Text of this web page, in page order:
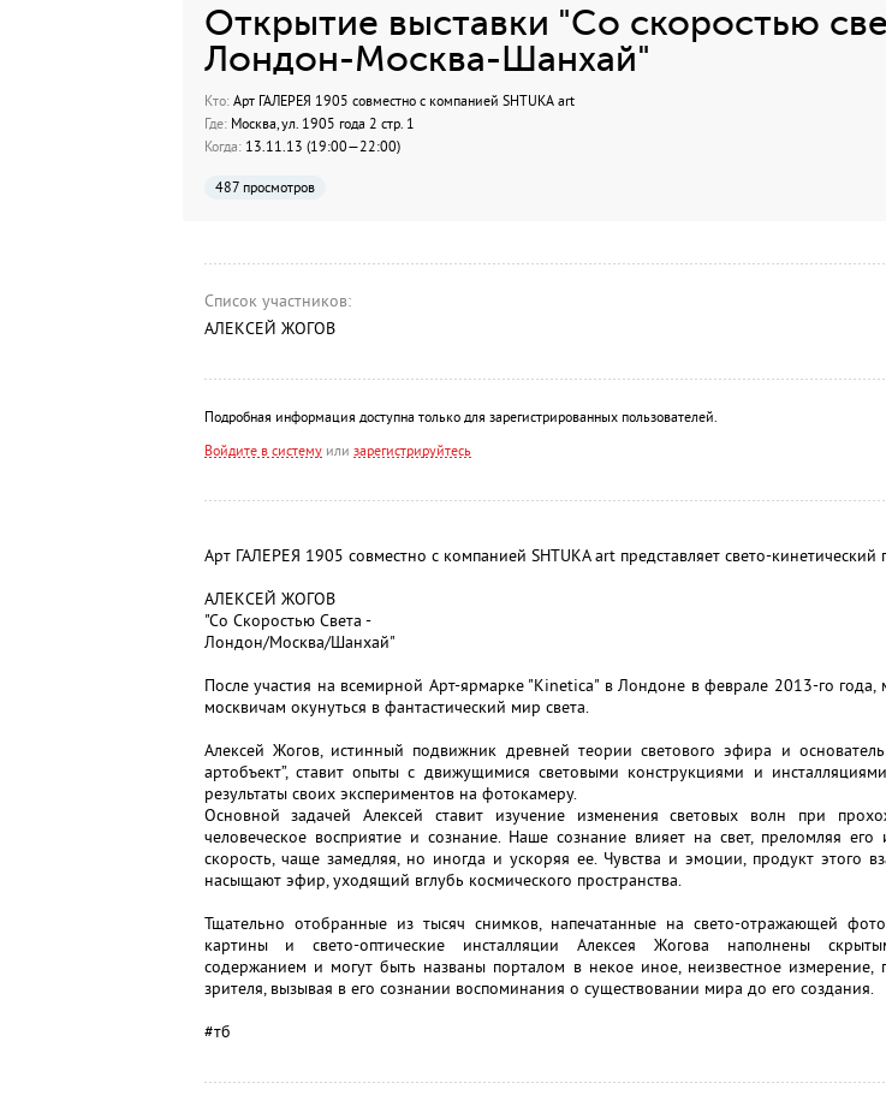
Открытие выставки "Со скоростью
Лондон-Москва-Шанхай"
Кто:Арт ГАЛЕРЕЯ 1905 совместно с компанией SHTUKA art
Где:Москва, ул. 1905 года 2 стр. 1
Когда:13.11.13 (19:00—22:00)
487 просмотров
Список участников:
АЛЕКСЕЙ ЖОГОВ
Подробная информация доступна только для зарегистрированных пользователей.
Войдите в системуили зарегистрируйтесь
Арт ГАЛЕРЕЯ 1905 совместно с компанией SHTUKA art представляет свето-кинетический
АЛЕКСЕЙ ЖОГОВ
"Со Скоростью Света -
Лондон/Москва/Шанхай"
После участия на всемирной Арт-ярмарке "Kinetica" в Лондоне в феврале 2013-го года,
москвичам окунуться в фантастический мир света.
Алексей Жогов, истинный подвижник древней теории светового эфира и
артобъект”, ставит опыты с движущимися световыми конструкциями и
результаты своих экспериментов на фотокамеру.
Основной задачей Алексей ставит изучение изменения световых волн при
человеческое восприятие и сознание. Наше сознание влияет на свет, преломляя его
скорость, чаще замедляя, но иногда и ускоряя ее. Чувства и эмоции, продукт этого
насыщают эфир, уходящий вглубь космического пространства.
Тщательно отобранные из тысяч снимков, напечатанные на свето-отражающей
картины и свето-оптические инсталляции Алексея Жогова наполнены
содержанием и могут быть названы порталом в некое иное, неизвестное измерение,
зрителя, вызывая в его сознании воспоминания о существовании мира до его создания.
#тб